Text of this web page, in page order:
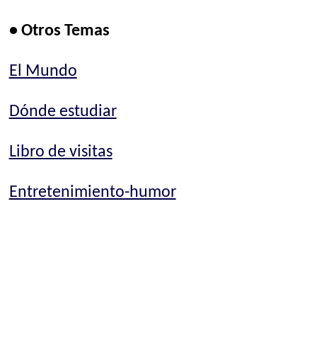
• Otros Temas
El Mundo
Dónde estudiar
Libro de visitas
Entretenimiento-humor